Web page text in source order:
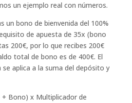
un ejemplo real con números.
un bono de bienvenida del 100%
de apuesta de 35x (bono
200€, por lo que recibes 200€
total de bono es de 400€. El
aplica a la suma del depósito y
Bono) x Multiplicador de